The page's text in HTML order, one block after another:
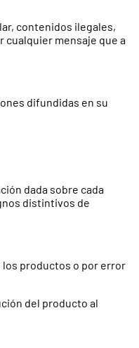
contenidos ilegales,
cualquier mensaje que a
difundidas en su
dada sobre cada
distintivos de
los productos o por error
del producto al